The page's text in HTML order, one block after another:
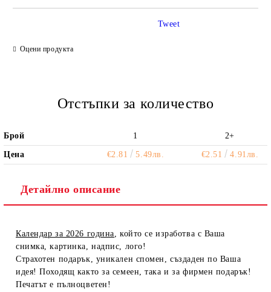
Оцени продукта
Tweet
Отстъпки за количество
Брой 1 2+
Цена €2.81 5.49лв. €2.51 4.91лв.
Детайлно описание
Календар за 2026 година, който се изработва с Ваша
снимка, картинка, надпис, лого!
Страхотен подарък, уникален спомен, създаден по Ваша
идея! Походящ както за семеен, така и за фирмен подарък!
Печатът е пълноцветен!